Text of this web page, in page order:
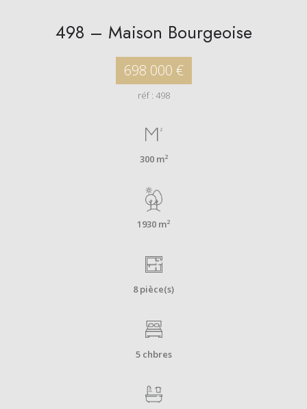
498 – Maison Bourgeoise
698 000 €
réf : 498
300 m2
1930 m2
8 pièce(s)
5 chbres